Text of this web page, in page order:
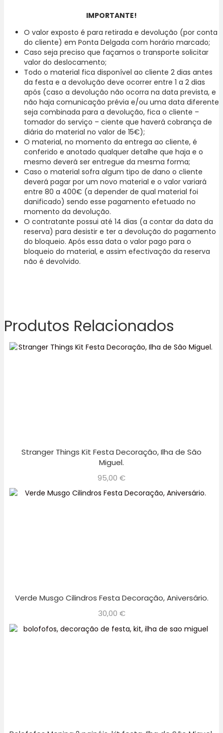
São
Miguel.
IMPORTANTE!
O valor exposto é para retirada e devolução (por conta
do cliente) em Ponta Delgada com horário marcado;
Caso seja preciso que façamos o transporte solicitar
valor do deslocamento;
Todo o material fica disponível ao cliente 2 dias antes
da festa e a devolução deve ocorrer entre 1 a 2 dias
após (caso a devolução não ocorra na data prevista, e
não haja comunicação prévia e/ou uma data diferente
seja combinada para a devolução, fica o cliente –
tomador do serviço – ciente que haverá cobrança de
diária do material no valor de 15€);
O material, no momento da entrega ao cliente, é
conferido e anotado qualquer detalhe que haja e o
mesmo deverá ser entregue da mesma forma;
Caso o material sofra algum tipo de dano o cliente
deverá pagar por um novo material e o valor variará
entre 80 a 400€ (a depender de qual material foi
danificado) sendo esse pagamento efetuado no
momento da devolução.
O contratante possui até 14 dias (a contar da data da
reserva) para desistir e ter a devolução do pagamento
do bloqueio. Após essa data o valor pago para o
bloqueio do material, e assim efectivação da reserva
não é devolvido.
Produtos Relacionados
Stranger Things Kit Festa Decoração, Ilha de São
Miguel.
95,00 €
Verde Musgo Cilindros Festa Decoração, Aniversário.
30,00 €